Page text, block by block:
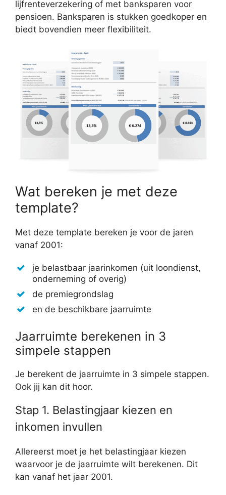
lijfrenteverzekering of met banksparen voor
pensioen. Banksparen is stukken goedkoper en
biedt bovendien meer flexibiliteit.
Wat bereken je met deze
template?
Met deze template bereken je voor de jaren
vanaf 2001:
je belastbaar jaarinkomen (uit loondienst,
onderneming of overig)
de premiegrondslag
en de beschikbare jaarruimte
Jaarruimte berekenen in 3
simpele stappen
Je berekent de jaarruimte in 3 simpele stappen.
Ook jij kan dit hoor.
Stap 1. Belastingjaar kiezen en
inkomen invullen
Allereerst moet je het belastingjaar kiezen
waarvoor je de jaarruimte wilt berekenen. Dit
kan vanaf het jaar 2001.